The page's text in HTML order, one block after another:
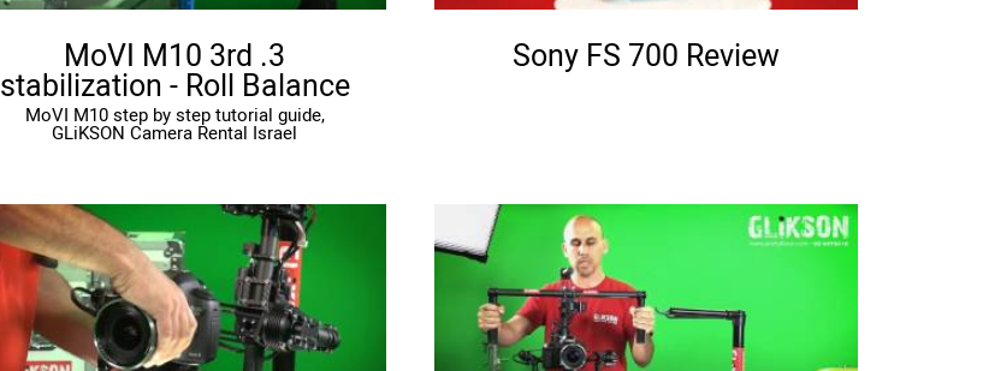
Sony FS 700 Review
3. MoVI M10 3rd
stabilization - Roll Balance
MoVI M10 step by step tutorial guide,
GLiKSON Camera Rental Israel